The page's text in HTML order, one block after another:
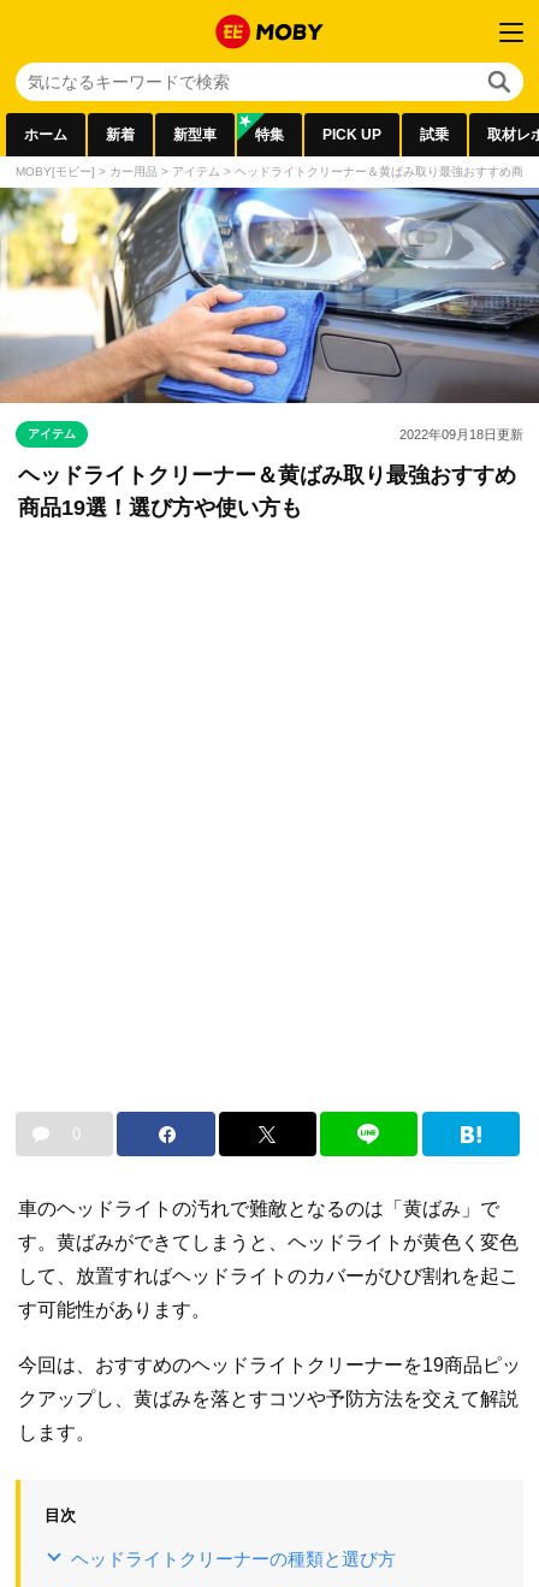
ホーム 新着 新型車 特集 PICK UP 試乗 取材レ
MOBY[モビー] > カー用品 > アイテム > ヘッドライトクリーナー＆黄ばみ取り最強おすすめ商
アイテム 2022年09月18日更新
ヘッドライトクリーナー＆黄ばみ取り最強おすすめ
商品19選！選び方や使い方も
0
車のヘッドライトの汚れで難敵となるのは「黄ばみ」で
す。黄ばみができてしまうと、ヘッドライトが黄色く変色
して、放置すればヘッドライトのカバーがひび割れを起こ
す可能性があります。
今回は、おすすめのヘッドライトクリーナーを19商品ピッ
クアップし、黄ばみを落とすコツや予防方法を交えて解説
します。
目次
ヘッドライトクリーナーの種類と選び方